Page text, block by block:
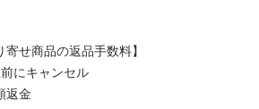
寄せ商品の返品手数料】
にキャンセル
返金